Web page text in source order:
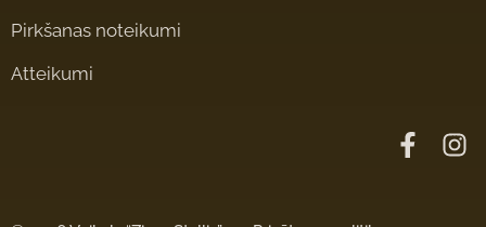
Pirkšanas noteikumi
Atteikumi